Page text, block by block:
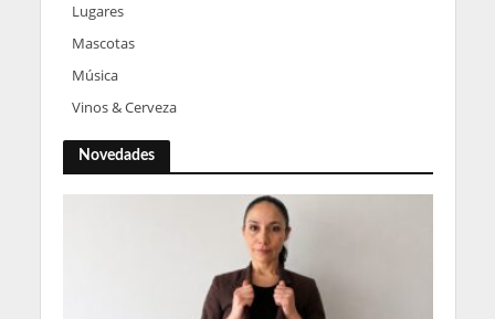
Lugares
Mascotas
Música
Vinos & Cerveza
Novedades